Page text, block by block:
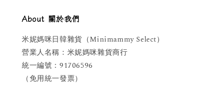
About 關於我們
米妮媽咪日韓雜貨（Minimammy Select）
營業人名稱：米妮媽咪雜貨商行
統一編號：91706596
（免用統一發票）